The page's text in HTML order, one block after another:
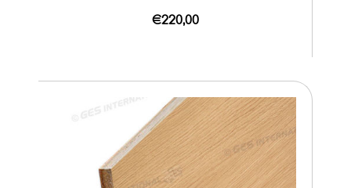
€220,00